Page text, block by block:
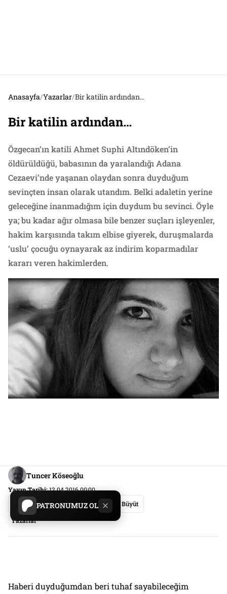
PATRONUMUZ OL
Anasayfa/Yazarlar/Bir katilin ardından…
Bir katilin ardından…
Özgecan’ın katili Ahmet Suphi Altındöken’in
öldürüldüğü, babasının da yaralandığı Adana
Cezaevi’nde yaşanan olaydan sonra duyduğum
sevinçten insan olarak utandım. Belki adaletin yerine
geleceğine inanmadığım için duydum bu sevinci. Öyle
ya; bu kadar ağır olmasa bile benzer suçları işleyenler,
hakim karşısında takım elbise giyerek, duruşmalarda
‘uslu’ çocuğu oynayarak az indirim koparmadılar
kararı veren hakimlerden.
Tuncer Köseoğlu
Yayın Tarihi:12.04.2016 00:00
Paylaş
Yazıyı Küçült Yazıyı Büyüt
Yazarlar
Haberi duyduğumdan beri tuhaf sayabileceğim